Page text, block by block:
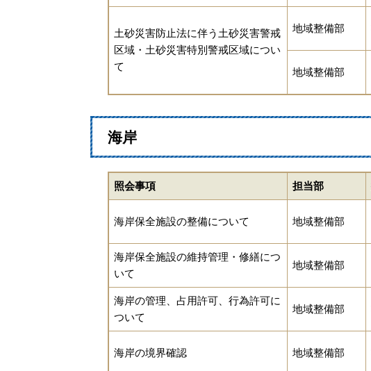
土砂災害防止法に伴う土砂災害警戒
区域・土砂災害特別警戒区域につい
て
地域整備部
地域整備部
海岸
照会事項 担当部
海岸保全施設の整備について 地域整備部
海岸保全施設の維持管理・修繕につ
いて
地域整備部
海岸の管理、占用許可、行為許可に
ついて
地域整備部
海岸の境界確認 地域整備部